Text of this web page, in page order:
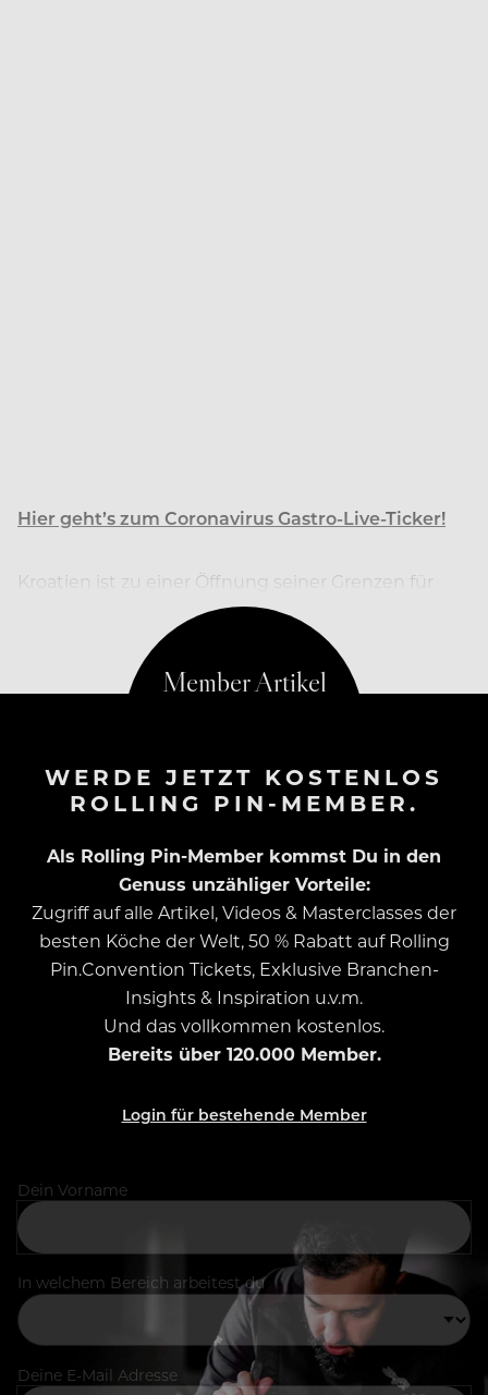
Hier geht’s zum Coronavirus Gastro-Live-Ticker!
Kroatien ist zu einer Öffnung seiner Grenzen für
Sommerurlauber aus anderen EU-Staaten bereit.
WERDE JETZT KOSTENLOS
ROLLING PIN-MEMBER.
Als Rolling Pin-Member kommst Du in den
Genuss unzähliger Vorteile:
Zugriff auf alle Artikel, Videos & Masterclasses der
besten Köche der Welt, 50 % Rabatt auf Rolling
Pin.Convention Tickets, Exklusive Branchen-
Insights & Inspiration u.v.m.
Und das vollkommen kostenlos.
Bereits über 120.000 Member.
Login für bestehende Member
Dein Vorname
In welchem Bereich arbeitest du
Deine E-Mail Adresse